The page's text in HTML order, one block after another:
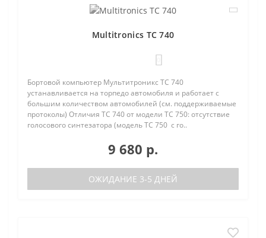
Multitronics TC 740
Бортовой компьютер Мультитроникс TC 740
устанавливается на торпедо автомобиля и работает с
большим количеством автомобилей (см. поддерживаемые
протоколы) Отличия TC 740 от модели TC 750: отсутствие
голосового синтезатора (модель TC 750 с го..
9 680 р.
ОЖИДАНИЕ 3-5 ДНЕЙ